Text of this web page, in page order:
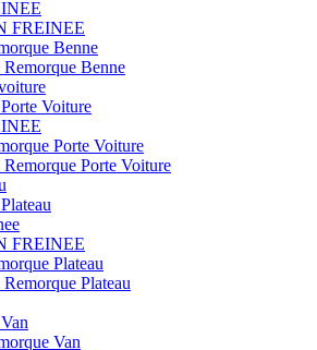
FREINEE
Benne
Benne
Voiture
Porte Voiture
Remorque Porte Voiture
FREINEE
Plateau
Plateau
Van